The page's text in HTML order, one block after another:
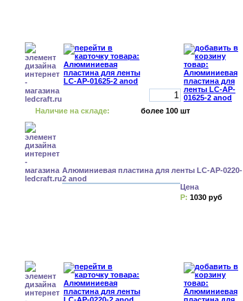
Наличие на складе: более 100 шт
Алюминиевая пластина для ленты LC-AP-0220-
2 anod
Цена
Р: 1030 руб